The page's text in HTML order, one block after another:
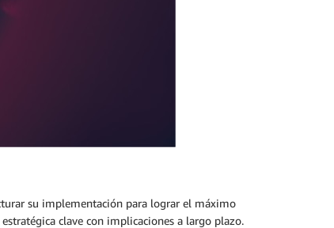
su implementación para lograr el máximo
clave con implicaciones a largo plazo.